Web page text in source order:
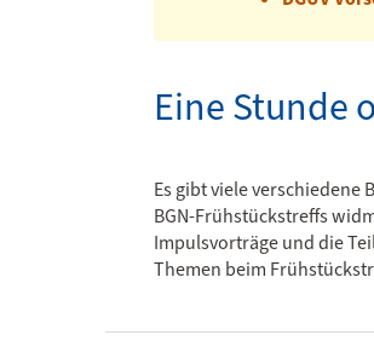
Eine Stunde
Es gibt viele
BGN-Frühstückstreffs
Impulsvorträge und die
Themen beim